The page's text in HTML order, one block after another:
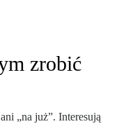
zrobić
„na już”. Interesują